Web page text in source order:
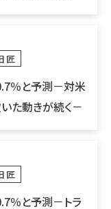
匠
％と予測－対米
た動きが続く－
匠
％と予測－トラ